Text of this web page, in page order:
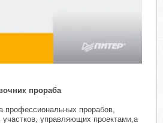
прораба
профессиональных прорабов,
участков, управляющих проектами,а